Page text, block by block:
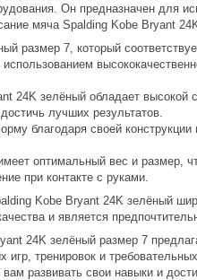
Он предназначен для
мяча Spalding Kobe Bryant
размер 7, который
24K зелёный обладает высокой
лучших результатов.
благодаря своей конструкции
оптимальный вес и размер,
при контакте с руками.
Kobe Bryant 24K зелёный
и является
24K зелёный размер 7
тренировок и
развивать свои навыки и